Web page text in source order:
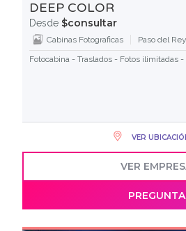
DEEP COLOR
Desde $consultar
Cabinas Fotograficas
Paso del
Fotocabina - Traslados - Fotos ilimitadas -
VER
VER